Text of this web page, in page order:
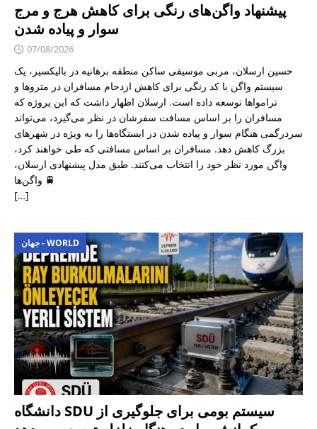
پیشنهاد واگن‌های رنگی برای کاهش هرج و مرج
سوار و پیاده شدن
07/08/2026
حسین ارسلان، مربی موسیقی ساکن منطقه برهانیه در بالیکسیر، یک
سیستم واگن با کد رنگی برای کاهش ازدحام مسافران در متروها و
ترامواها توسعه داده است. ارسلان اظهار داشت که این پروژه که
مسافران را بر اساس مسافت سفرشان در نظر می‌گیرد، می‌تواند
سردرگمی هنگام سوار و پیاده شدن در ایستگاه‌ها را به ویژه در شهرهای
بزرگ کاهش دهد. مسافران بر اساس مسافتی که طی خواهند کرد،
واگن مورد نظر خود را انتخاب می‌کنند. طبق مدل پیشنهادی ارسلان،
واگن‌ها 🚆
[…]
جهان - WORLD
دانشگاه SDU سیستم بومی برای جلوگیری از